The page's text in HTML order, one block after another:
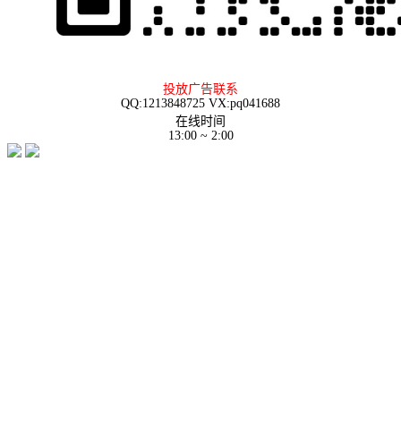
投放广告联系
QQ:1213848725 VX:pq041688
在线时间
13:00 ~ 2:00